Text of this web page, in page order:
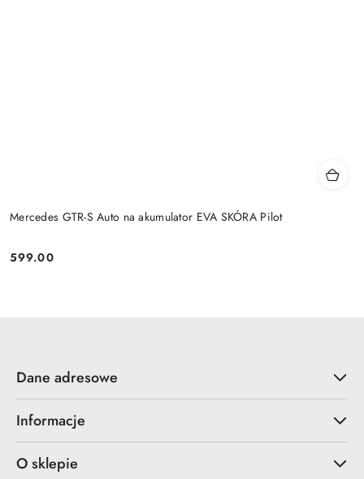
Mercedes GTR-S Auto na akumulator EVA SKÓRA Pilot
Cena:
599.00
Dane adresowe
Informacje
O sklepie